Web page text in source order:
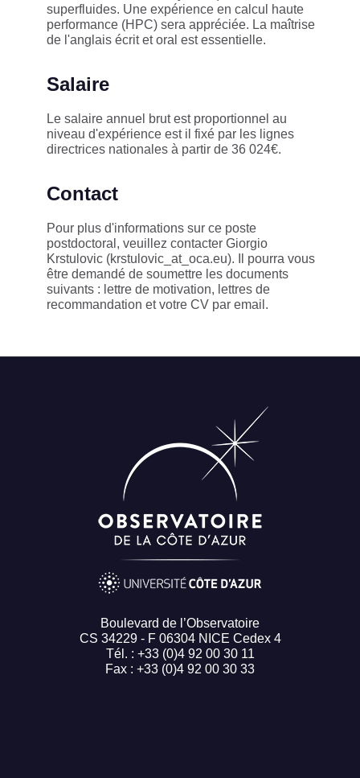
superfluides. Une expérience en calcul haute
performance (HPC) sera appréciée. La maîtrise
de l'anglais écrit et oral est essentielle.
Salaire
Le salaire annuel brut est proportionnel au
niveau d'expérience est il fixé par les lignes
directrices nationales à partir de 36 024€.
Contact
Pour plus d'informations sur ce poste
postdoctoral, veuillez contacter Giorgio
Krstulovic (krstulovic_at_oca.eu). Il pourra vous
être demandé de soumettre les documents
suivants : lettre de motivation, lettres de
recommandation et votre CV par email.
Boulevard de l’Observatoire
CS 34229 - F 06304 NICE Cedex 4
Tél. : +33 (0)4 92 00 30 11
Fax : +33 (0)4 92 00 30 33